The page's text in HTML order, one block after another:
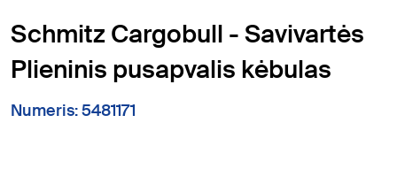
Schmitz Cargobull - Savivartės
Plieninis pusapvalis kėbulas
Numeris: 5481171